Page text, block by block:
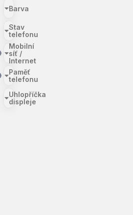
Barva
Stav
telefonu
Mobilní
síť /
Internet
Paměť
telefonu
Uhlopříčka
displeje